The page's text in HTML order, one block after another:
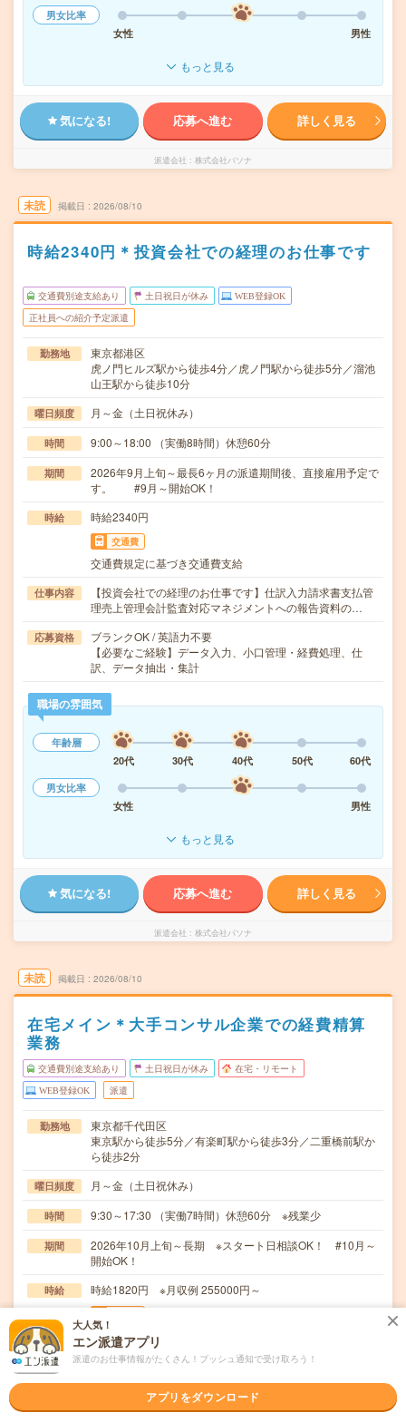
男女比率
女性
男性
もっと見る
気になる! 応募へ進む 詳しく見る
派遣会社 株式会社パソナ
未読 掲載日 2026/08/10
時給2340円＊投資会社での経理のお仕事です
交通費別途支給あり 土日祝日が休み WEB登録OK
正社員への紹介予定派遣
勤務地
東京都港区
虎ノ門ヒルズ駅から徒歩4分／虎ノ門駅から徒歩5分／溜池
山王駅から徒歩10分
曜日頻度 月～金（土日祝休み）
時間 9:00～18:00 （実働8時間）休憩60分
期間
2026年9月上旬～最長6ヶ月の派遣期間後、直接雇用予定で
す。 #9月～開始OK！
時給 時給2340円
交通費
交通費規定に基づき交通費支給
仕事内容
【投資会社での経理のお仕事です】仕訳入力請求書支払管
理売上管理会計監査対応マネジメントへの報告資料の…
応募資格
ブランクOK / 英語力不要
【必要なご経験】データ入力、小口管理・経費処理、仕
訳、データ抽出・集計
職場の雰囲気
年齢層
20代
30代 40代 50代
60代
男女比率
女性
男性
もっと見る
気になる! 応募へ進む 詳しく見る
派遣会社 株式会社パソナ
未読 掲載日 2026/08/10
在宅メイン＊大手コンサル企業での経費精算
業務
交通費別途支給あり 土日祝日が休み 在宅・リモート
WEB登録OK 派遣
勤務地
東京都千代田区
東京駅から徒歩5分／有楽町駅から徒歩3分／二重橋前駅か
ら徒歩2分
曜日頻度 月～金（土日祝休み）
時間 9:30～17:30 （実働7時間）休憩60分 ※残業少
期間
2026年10月上旬～長期 ※スタート日相談OK！ #10月～
開始OK！
時給 時給1820円 ※月収例 255000円～
交通費規定に基づき交通費支給
仕事内容
【大手コンサル企業での経費精算業務】海外赴任・帰任に
伴う経費精算・アドミ業務をお任せします！出向関連…
応募資格
ブランクOK
大人気！
エン派遣アプリ
派遣のお仕事情報がたくさん！プッシュ通知で受け取ろう！
アプリをダウンロード